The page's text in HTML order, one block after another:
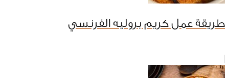
طريقة عمل كريم بروليه الفرنسي